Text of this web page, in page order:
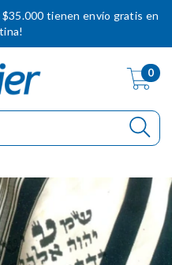
tienen envío gratis en
0